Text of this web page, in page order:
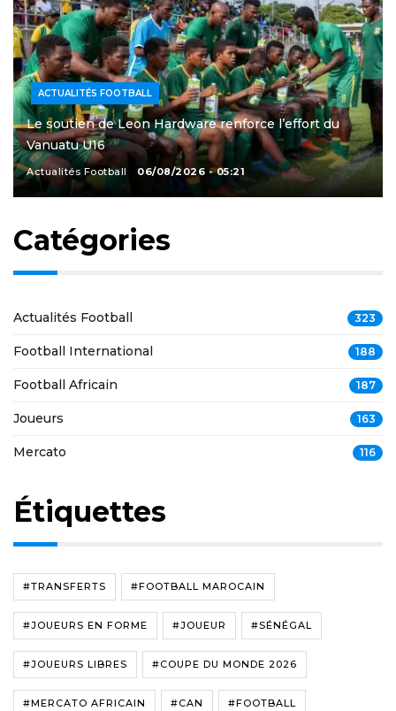
ACTUALITÉS FOOTBALL
Le soutien de Leon Hardware renforce l’effort du
Vanuatu U16
Actualités Football 06/08/2026 - 05:21
Catégories
Actualités Football 323
Football International 188
Football Africain 187
Joueurs 163
Mercato 116
Étiquettes
#TRANSFERTS #FOOTBALL MAROCAIN
#JOUEURS EN FORME #JOUEUR #SÉNÉGAL
#JOUEURS LIBRES #COUPE DU MONDE 2026
#MERCATO AFRICAIN #CAN #FOOTBALL